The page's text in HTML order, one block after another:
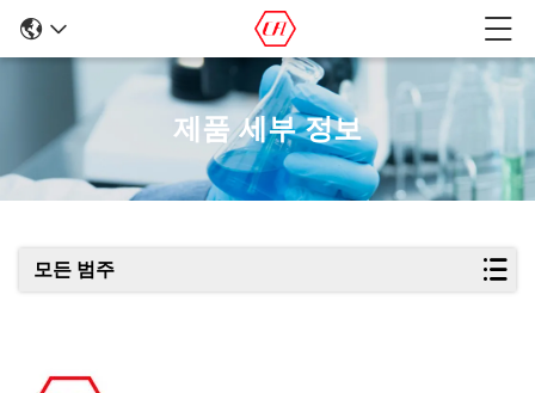
제품 세부 정보
모든 범주